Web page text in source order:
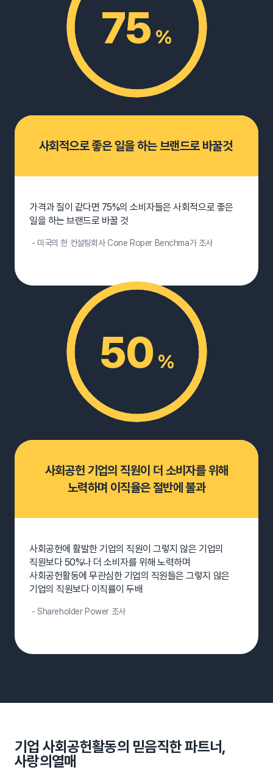
75 %
사회적으로 좋은 일을 하는 브랜드로 바꿀것
가격과 질이 같다면 75%의 소비자들은 사회적으로 좋은
일을 하는 브랜드로 바꿀 것
- 미국의 한 컨설팅회사 Cone Roper Benchma가 조사
50 %
사회공헌 기업의 직원이 더 소비자를 위해
노력하며 이직율은 절반에 불과
사회공헌에 활발한 기업의 직원이 그렇지 않은 기업의
직원보다 50%나 더 소비자를 위해 노력하며
사회공헌활동에 무관심한 기업의 직원들은 그렇지 않은
기업의 직원보다 이직률이 두배
- Shareholder Power 조사
기업 사회공헌활동의 믿음직한 파트너,
사랑의열매